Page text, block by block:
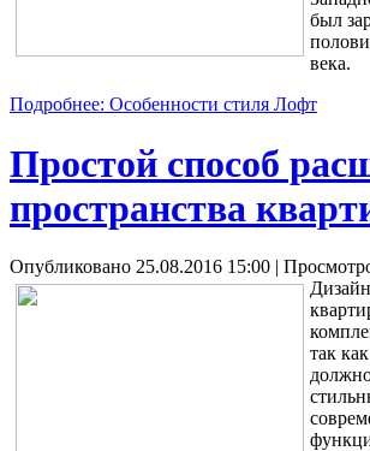
был
века.
Подробнее: Особенности стиля Лофт
Простой способ
пространства
Опубликовано 25.08.2016 15:00 |
так